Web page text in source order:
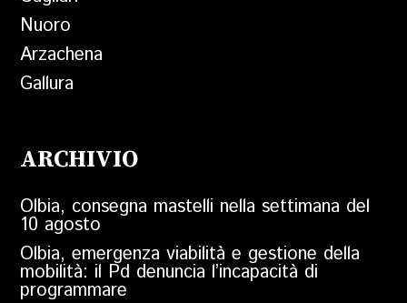
Nuoro
Arzachena
Gallura
ARCHIVIO
Olbia, consegna mastelli nella settimana del
10 agosto
Olbia, emergenza viabilità e gestione della
mobilità: il Pd denuncia l’incapacità di
programmare